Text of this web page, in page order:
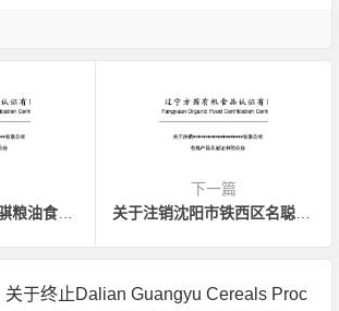
关于注销哈尔滨晨骐粮油食品有限公司有机产品认证证书的公告
下一篇
关于注销沈阳市铁西区名聪种植家庭农场有机产品认证证书的公告
关于终止Dalian Guangyu Cereals Proc